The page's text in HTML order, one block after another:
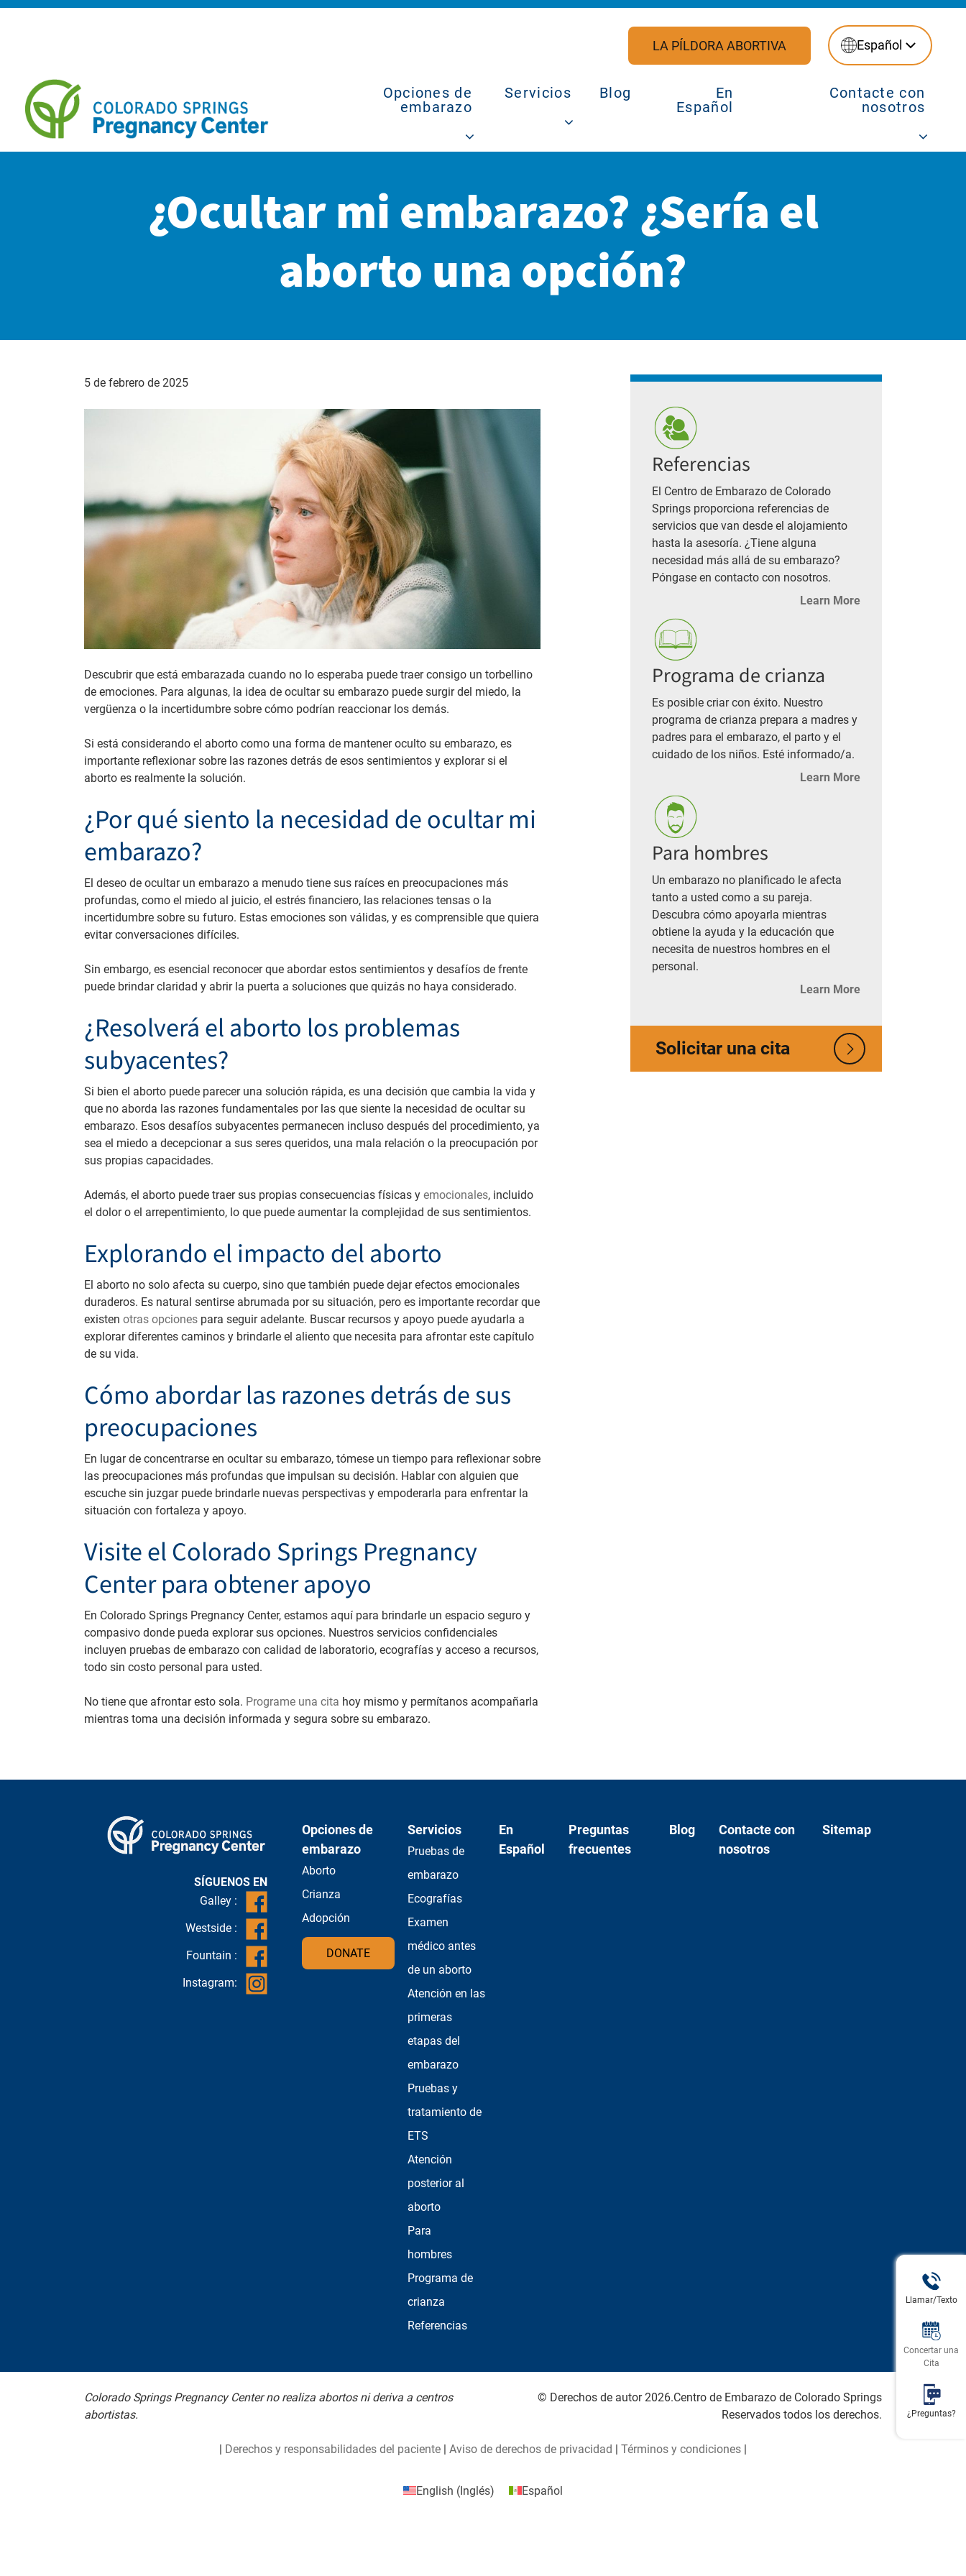
LA PÍLDORA ABORTIVA Español
Opciones de
embarazo
Servicios Blog
En
Español
Contacte con
nosotros
¿Ocultar mi embarazo? ¿Sería el
aborto una opción?
5 de febrero de 2025
Descubrir que está embarazada cuando no lo esperaba puede traer consigo un torbellino
de emociones. Para algunas, la idea de ocultar su embarazo puede surgir del miedo, la
vergüenza o la incertidumbre sobre cómo podrían reaccionar los demás.
Si está considerando el aborto como una forma de mantener oculto su embarazo, es
importante reflexionar sobre las razones detrás de esos sentimientos y explorar si el
aborto es realmente la solución.
¿Por qué siento la necesidad de ocultar mi
embarazo?
El deseo de ocultar un embarazo a menudo tiene sus raíces en preocupaciones más
profundas, como el miedo al juicio, el estrés financiero, las relaciones tensas o la
incertidumbre sobre su futuro. Estas emociones son válidas, y es comprensible que quiera
evitar conversaciones difíciles.
Sin embargo, es esencial reconocer que abordar estos sentimientos y desafíos de frente
puede brindar claridad y abrir la puerta a soluciones que quizás no haya considerado.
¿Resolverá el aborto los problemas
subyacentes?
Si bien el aborto puede parecer una solución rápida, es una decisión que cambia la vida y
que no aborda las razones fundamentales por las que siente la necesidad de ocultar su
embarazo. Esos desafíos subyacentes permanecen incluso después del procedimiento, ya
sea el miedo a decepcionar a sus seres queridos, una mala relación o la preocupación por
sus propias capacidades.
Además, el aborto puede traer sus propias consecuencias físicas y emocionales, incluido
el dolor o el arrepentimiento, lo que puede aumentar la complejidad de sus sentimientos.
Explorando el impacto del aborto
El aborto no solo afecta su cuerpo, sino que también puede dejar efectos emocionales
duraderos. Es natural sentirse abrumada por su situación, pero es importante recordar que
existen otras opciones para seguir adelante. Buscar recursos y apoyo puede ayudarla a
explorar diferentes caminos y brindarle el aliento que necesita para afrontar este capítulo
de su vida.
Cómo abordar las razones detrás de sus
preocupaciones
En lugar de concentrarse en ocultar su embarazo, tómese un tiempo para reflexionar sobre
las preocupaciones más profundas que impulsan su decisión. Hablar con alguien que
escuche sin juzgar puede brindarle nuevas perspectivas y empoderarla para enfrentar la
situación con fortaleza y apoyo.
Visite el Colorado Springs Pregnancy
Center para obtener apoyo
En Colorado Springs Pregnancy Center, estamos aquí para brindarle un espacio seguro y
compasivo donde pueda explorar sus opciones. Nuestros servicios confidenciales
incluyen pruebas de embarazo con calidad de laboratorio, ecografías y acceso a recursos,
todo sin costo personal para usted.
No tiene que afrontar esto sola. Programe una cita hoy mismo y permítanos acompañarla
mientras toma una decisión informada y segura sobre su embarazo.
Referencias
El Centro de Embarazo de Colorado
Springs proporciona referencias de
servicios que van desde el alojamiento
hasta la asesoría. ¿Tiene alguna
necesidad más allá de su embarazo?
Póngase en contacto con nosotros.
Learn More
Programa de crianza
Es posible criar con éxito. Nuestro
programa de crianza prepara a madres y
padres para el embarazo, el parto y el
cuidado de los niños. Esté informado/a.
Learn More
Para hombres
Un embarazo no planificado le afecta
tanto a usted como a su pareja.
Descubra cómo apoyarla mientras
obtiene la ayuda y la educación que
necesita de nuestros hombres en el
personal.
Learn More
Solicitar una cita
SÍGUENOS EN
Galley :
Westside :
Fountain :
Instagram:
Opciones de
embarazo
Aborto
Crianza
Adopción
DONATE
Servicios
Pruebas de
embarazo
Ecografías
Examen
médico antes
de un aborto
Atención en las
primeras
etapas del
embarazo
Pruebas y
tratamiento de
ETS
Atención
posterior al
aborto
Para
hombres
Programa de
crianza
Referencias
En
Español
Preguntas
frecuentes
Blog
Contacte con
nosotros
Sitemap
Colorado Springs Pregnancy Center no realiza abortos ni deriva a centros
abortistas.
© Derechos de autor 2026.Centro de Embarazo de Colorado Springs
Reservados todos los derechos.
| Derechos y responsabilidades del paciente | Aviso de derechos de privacidad | Términos y condiciones |
Llamar/Texto
Concertar una
Cita
¿Preguntas?
English (Inglés) Español